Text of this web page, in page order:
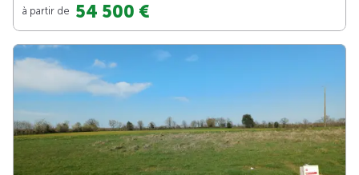
à partir de 54 500 €